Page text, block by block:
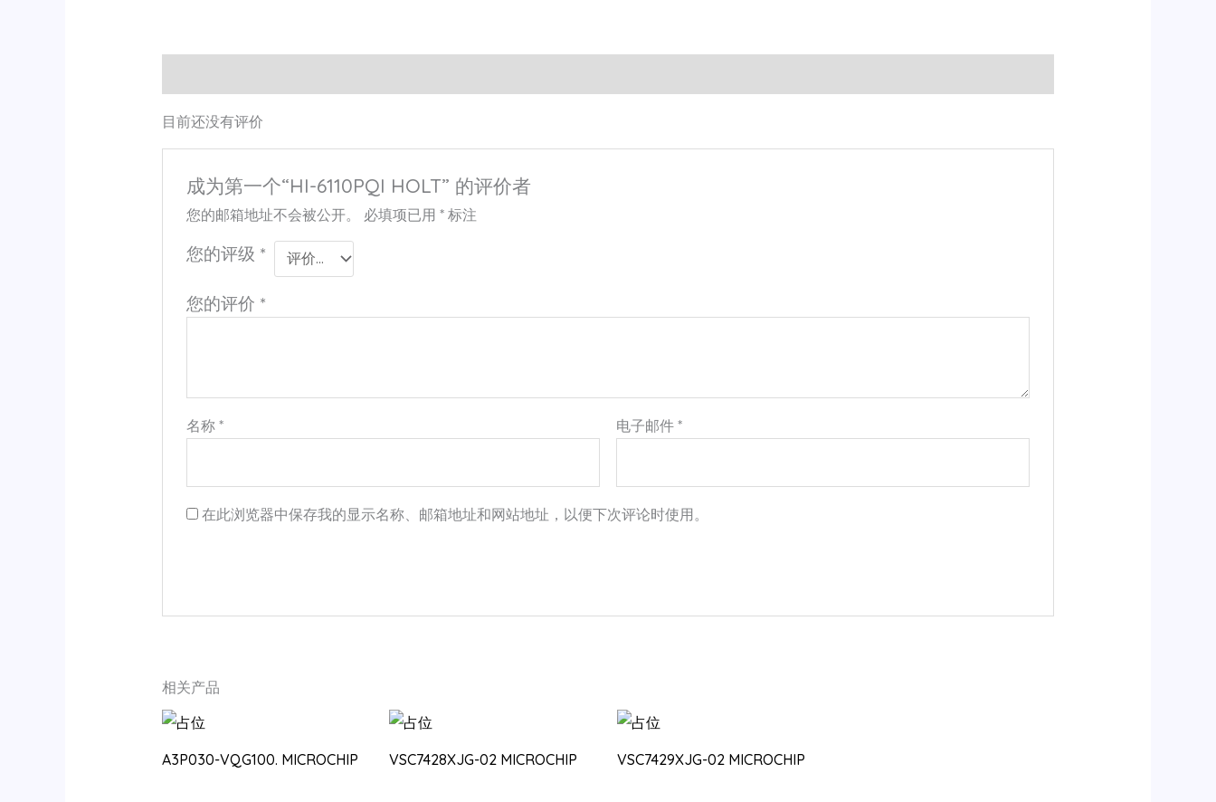
目前还没有评价
成为第一个“HI-6110PQI HOLT” 的评价者
您的邮箱地址不会被公开。 必填项已用* 标注
您的评级 *
您的评价 *
名称* 电子邮件*
在此浏览器中保存我的显示名称、邮箱地址和网站地址，以便下次评论时使用。
相关产品
A3P030-VQG100. MICROCHIP VSC7428XJG-02 MICROCHIP VSC7429XJG-02 MICROCHIP